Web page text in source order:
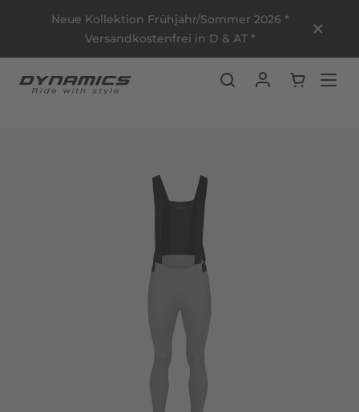
Neue Kollektion Frühjahr/Sommer 2026 *
Versandkostenfrei in D & AT *